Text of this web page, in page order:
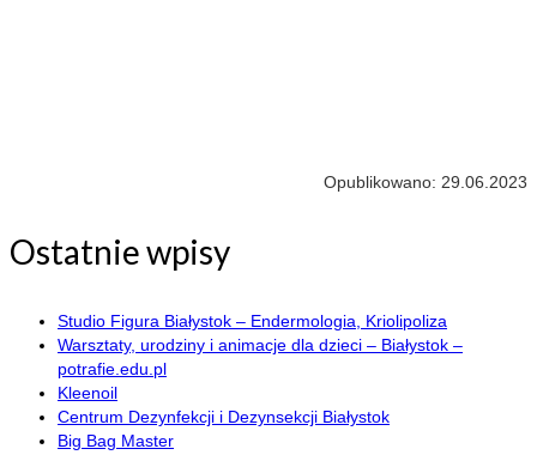
Opublikowano: 29.06.2023
Ostatnie wpisy
Studio Figura Białystok – Endermologia, Kriolipoliza
Warsztaty, urodziny i animacje dla dzieci – Białystok –
potrafie.edu.pl
Kleenoil
Centrum Dezynfekcji i Dezynsekcji Białystok
Big Bag Master